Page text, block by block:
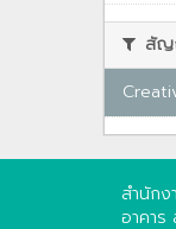
สัญ
สำนัก
อาคาร